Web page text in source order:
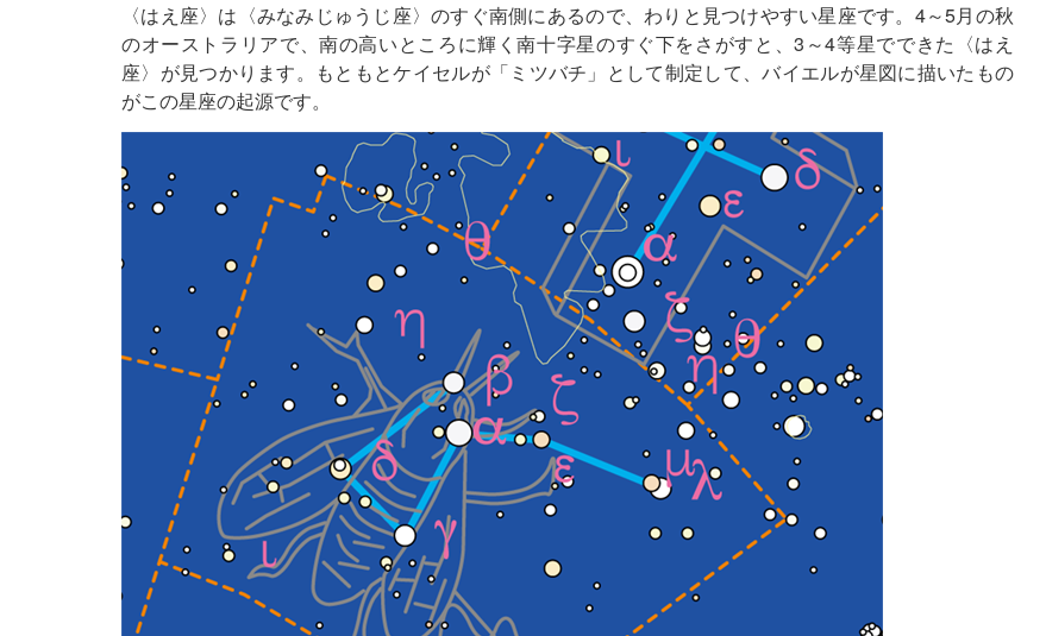
〈はえ座〉は〈みなみじゅうじ座〉のすぐ南側にあるので、わりと見つけやすい星座です。4～5月の秋
のオーストラリアで、南の高いところに輝く南十字星のすぐ下をさがすと、3～4等星でできた〈はえ
座〉が見つかります。もともとケイセルが「ミツバチ」として制定して、バイエルが星図に描いたもの
がこの星座の起源です。